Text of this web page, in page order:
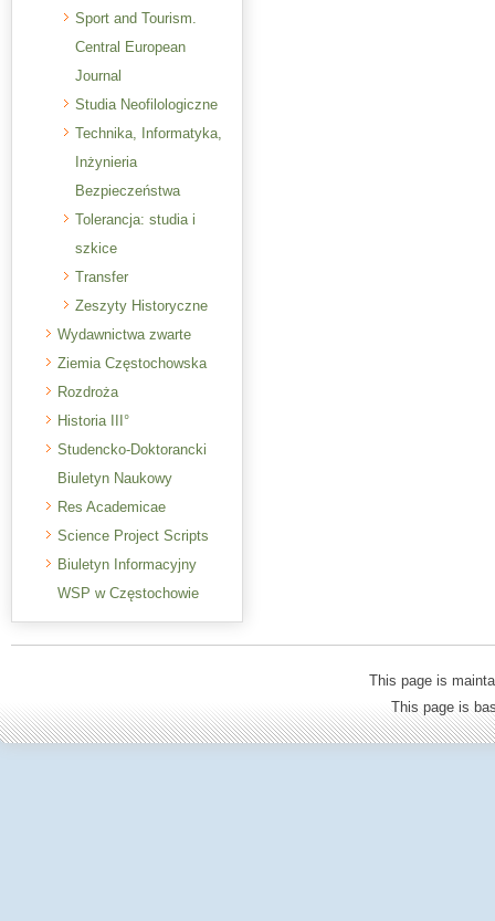
Sport and Tourism.
Central European
Journal
Studia Neofilologiczne
Technika, Informatyka,
Inżynieria
Bezpieczeństwa
Tolerancja: studia i
szkice
Transfer
Zeszyty Historyczne
Wydawnictwa zwarte
Ziemia Częstochowska
Rozdroża
Historia III°
Studencko-Doktorancki
Biuletyn Naukowy
Res Academicae
Science Project Scripts
Biuletyn Informacyjny
WSP w Częstochowie
This page is
This page is